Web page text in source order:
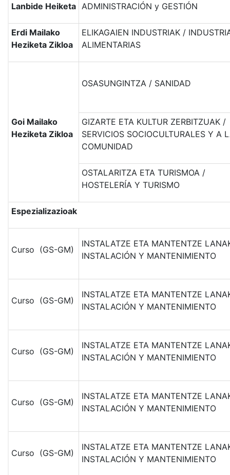
Lanbide Heiketa ADMINISTRACIÓN y GESTIÓN
Erdi Mailako
Heziketa Zikloa
ELIKAGAIEN INDUSTRIAK /
ALIMENTARIAS
Goi Mailako
Heziketa Zikloa
OSASUNGINTZA / SANIDAD
GIZARTE ETA KULTUR ZERBITZUAK /
SERVICIOS SOCIOCULTURALES Y A
COMUNIDAD
OSTALARITZA ETA TURISMOA /
HOSTELERÍA Y TURISMO
Espezializazioak
Curso (GS-GM)
INSTALATZE ETA MANTENTZE
INSTALACIÓN Y MANTENIMIENTO
Curso (GS-GM)
INSTALATZE ETA MANTENTZE
INSTALACIÓN Y MANTENIMIENTO
Curso (GS-GM)
INSTALATZE ETA MANTENTZE
INSTALACIÓN Y MANTENIMIENTO
Curso (GS-GM)
INSTALATZE ETA MANTENTZE
INSTALACIÓN Y MANTENIMIENTO
Curso (GS-GM)
INSTALATZE ETA MANTENTZE
INSTALACIÓN Y MANTENIMIENTO